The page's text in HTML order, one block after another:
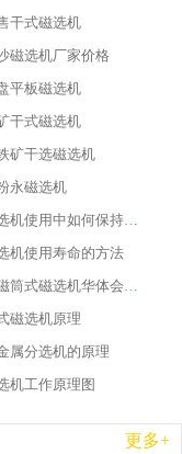
干式磁选机
磁选机厂家价格
平板磁选机
干式磁选机
矿干选磁选机
永磁选机
强磁磁选机使用中如何保持其顺畅运行
机使用寿命的方法
山西永磁筒式磁选机华体会手机网页版-华体会(中国)
磁选机原理
属分选机的原理
机工作原理图
更多+